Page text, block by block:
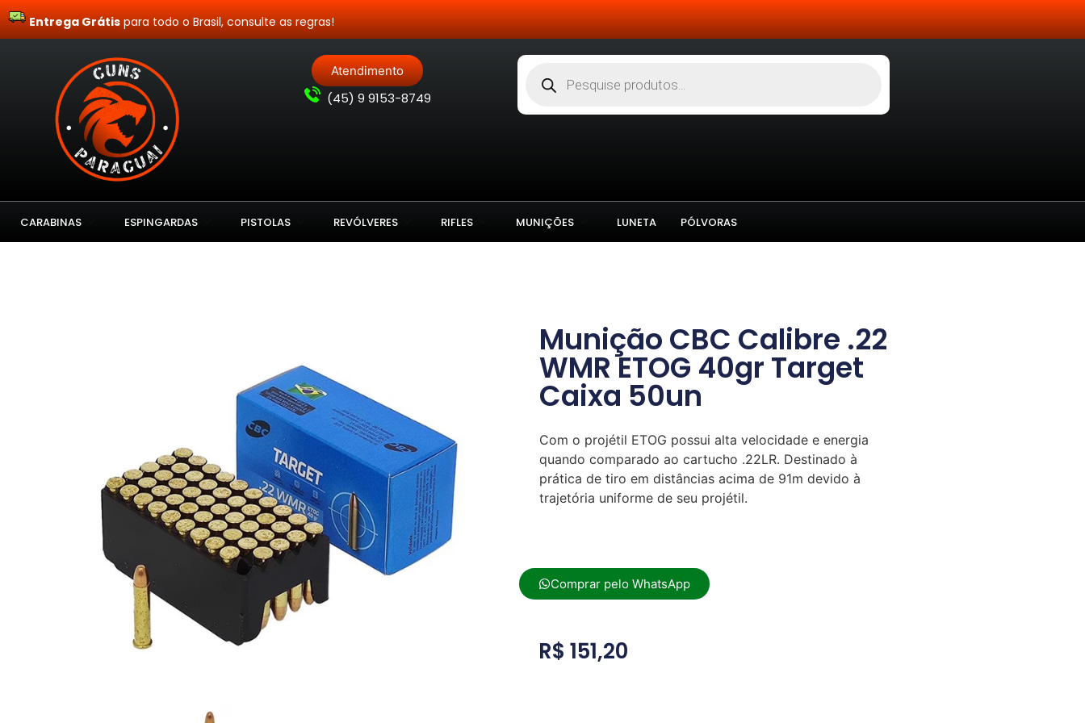
Site Blindado
Entrega Grátispara todo o Brasil, consulte as regras!
Atendimento
(45) 9 9153-8749
CARABINAS ESPINGARDAS PISTOLAS REVÓLVERES RIFLES MUNIÇÕES LUNETA PÓLVORAS
Munição CBC Calibre .22
WMR ETOG 40gr Target
Caixa 50un
Com o projétil ETOG possui alta velocidade e energia
quando comparado ao cartucho .22LR. Destinado à
prática de tiro em distâncias acima de 91m devido à
trajetória uniforme de seu projétil.
Comprar pelo WhatsApp
R$ 151,20